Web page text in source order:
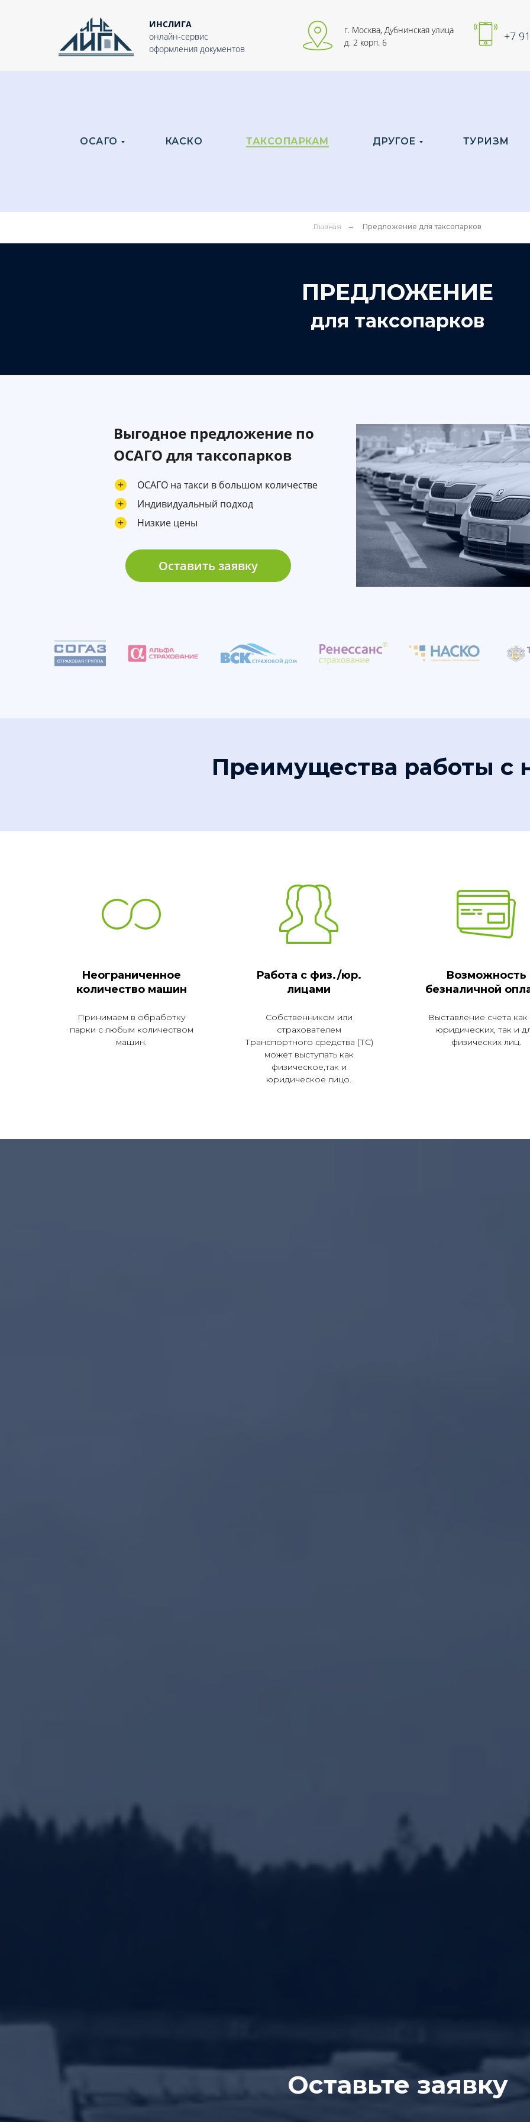
ИНСЛИГА
онлайн-сервис
оформления документов
+7
г. Москва, Дубнинская улица
д. 2 корп. 6
ОСАГО КАСКО ТАКСОПАРКАМ ДРУГОЕ ТУРИЗМ
Главная → Предложение для таксопарков
ПРЕДЛОЖЕНИЕ
для таксопарков
Выгодное предложение по
ОСАГО для таксопарков
Оставить заявку
ОСАГО на такси в большом количестве
Индивидуальный подход
Низкие цены
Преимущества работы с
Неограниченное
количество машин
Принимаем в обработку
парки с любым количеством
машин.
Работа с физ./юр.
лицами
Собственником или
страхователем
Транспортного средства (ТС)
может выступать как
физическое,так и
юридическое лицо.
Возможность
безналичной
Выставление счета как
юридических, так и
физических лиц.
Оставьте заявку